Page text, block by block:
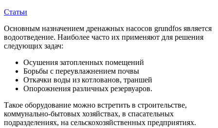
Статьи
Основным назначением дренажных насосов grundfos является
водоотведение. Наиболее часто их применяют для решения
следующих задач:
Осушения затопленных помещений
Борьбы с переувлажнением почвы
Откачки воды из котлованов, траншей
Опорожнения различных резервуаров.
Такое оборудование можно встретить в строительстве,
коммунально-бытовых хозяйствах, в спасательных
подразделениях, на сельскохозяйственных предприятиях.